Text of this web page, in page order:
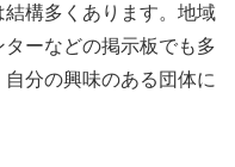
構多くあります。地域
ーなどの掲示板でも多
分の興味のある団体に